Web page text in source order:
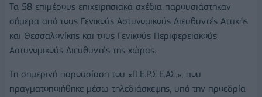
Τα 58 επιμέρους επιχειρησιακά σχέδια παρουσιάστηκαν
σήμερα από τους Γενικούς Αστυνομικούς Διευθυντές Αττικής
και Θεσσαλονίκης και τους Γενικούς Περιφερειακούς
Αστυνομικούς Διευθυντές της χώρας.
Τη σημερινή παρουσίαση του «Π.Ε.Ρ.Σ.Ε.ΑΣ.», που
πραγματοποιήθηκε μέσω τηλεδιάσκεψης, υπό την προεδρία